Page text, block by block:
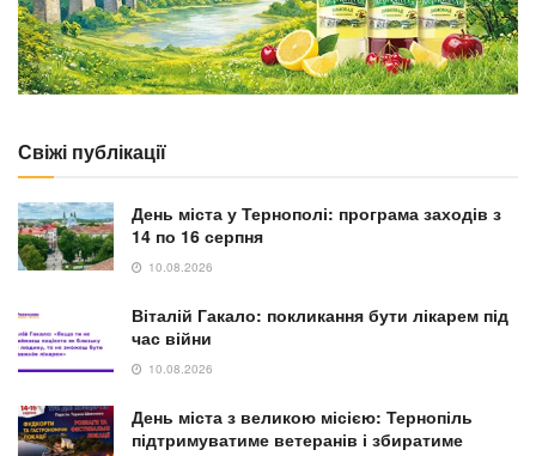
Свіжі публікації
День міста у Тернополі: програма заходів з
14 по 16 серпня
10.08.2026
Віталій Гакало: покликання бути лікарем під
час війни
10.08.2026
День міста з великою місією: Тернопіль
підтримуватиме ветеранів і збиратиме